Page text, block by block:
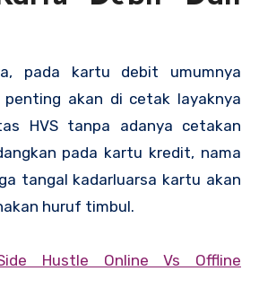
pada kartu debit umumnya
penting akan di cetak layaknya
HVS tanpa adanya cetakan
pada kartu kredit, nama
tangal kadarluarsa kartu akan
huruf timbul.
Hustle Online Vs Offline